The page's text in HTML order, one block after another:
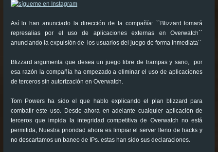
Así lo han anunciado la dirección de la compañía: ``Blizzard tomará
represalias por el uso de aplicaciones externas en Overwatch´´
anunciando la expulsión de los usuarios del juego de forma inmediata´´
Blizzard argumenta que desea un juego libre de trampas y sano, por
esa razón la compañía ha empezado a eliminar el uso de aplicaciones
de terceros sin autorización en Overwatch.
Tom Powers ha sido el que hablo explicando el plan blizzard para
combatir este uso. Desde ahora en adelante cualquier aplicación de
terceros que impida la integridad competitiva de Overwatch no está
permitida, Nuestra prioridad ahora es limpiar el server lleno de hacks y
no descartamos un baneo de IPs. estas han sido sus declaraciones.